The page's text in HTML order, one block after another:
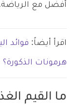
أفضل مع
اقرأ أيضاً: فوائد
هرمونات الذكورة؟
ما القيم